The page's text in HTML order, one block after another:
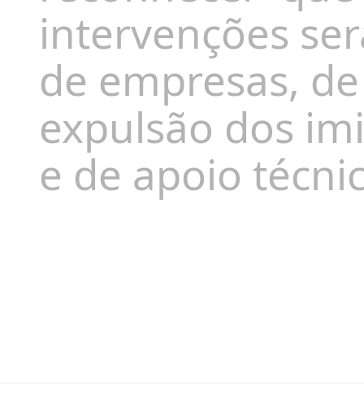
intervenções
de empresas,
expulsão dos
e de apoio